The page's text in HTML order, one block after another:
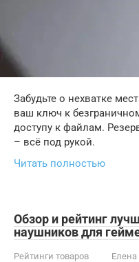
Забудьте о нехватке
ваш ключ к
доступу к файлам.
– всё под рукой.
Читать полностью
Обзор и рейтинг
наушников для
Рейтинги товаров